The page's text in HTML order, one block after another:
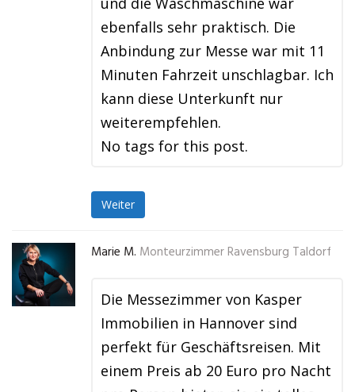
ebenfalls sehr praktisch. Die
Anbindung zur Messe war mit 11
Minuten Fahrzeit unschlagbar. Ich
kann diese Unterkunft nur
weiterempfehlen.
No tags for this post.
Weiter
Marie M. Monteurzimmer Ravensburg Taldorf
Die Messezimmer von Kasper
Immobilien in Hannover sind
perfekt für Geschäftsreisen. Mit
einem Preis ab 20 Euro pro Nacht